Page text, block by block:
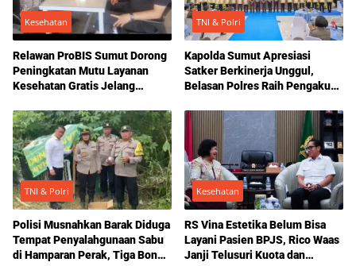
Kesehatan
Relawan ProBIS Sumut Dorong
Peningkatan Mutu Layanan
Kesehatan Gratis Jelang
TNI & Polri
Kapolda Sumut Apresiasi
Satker Berkinerja Unggul,
Belasan Polres Raih Pengakuan
Layanan Publik
TNI & Polri
Polisi Musnahkan Barak Diduga
Tempat Penyalahgunaan Sabu
di Hamparan Perak, Tiga Bong
Kesehatan
RS Vina Estetika Belum Bisa
Layani Pasien BPJS, Rico Waas
Janji Telusuri Kuota dan